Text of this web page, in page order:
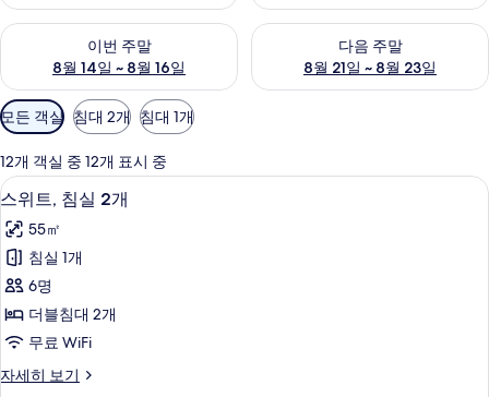
리
이번 주말
8월 14일 ~ 8월 16일
이번 주말 예약 가능 여부 확인, 8월 14일 ~ 8월 16일
다음 주말
8월 21일 ~ 8월 23일
다음 주말 예약 가능 여부 확인
객
실
에
사
용
가
능
한
터
모든 객실 침대 2개 침대 1개
12개 객실 중 12개 표시 중
스
위
트,
침
실
2
개
사
디지털 채널 시청이 가능한 40인치
6
스위트, 침실 2개
55㎡
침실 1개
6명
더블침대 2개
무료 WiFi
자세히 보기
스